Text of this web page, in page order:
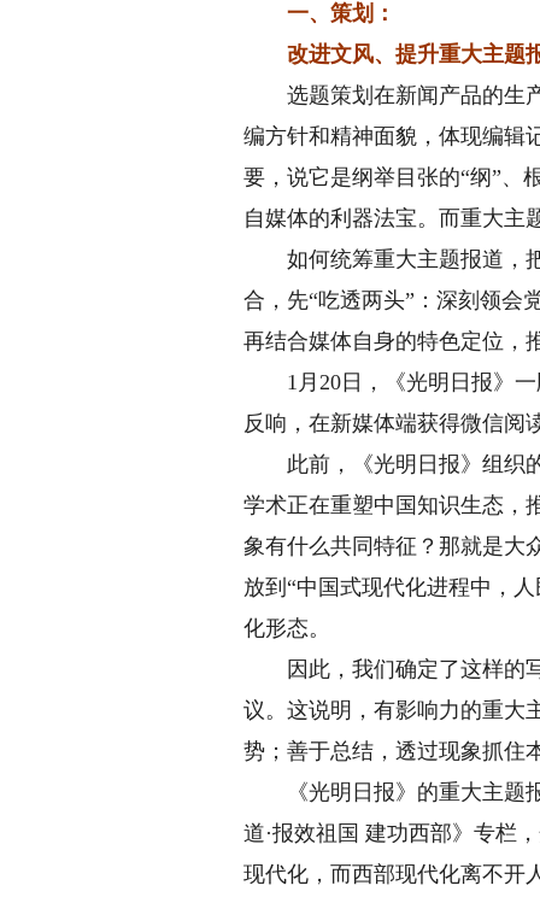
一、策划：
改进文风、提升重大主题
选题策划在新闻产品的生产
编方针和精神面貌，体现编辑
要，说它是纲举目张的“纲”、
自媒体的利器法宝。而重大主
如何统筹重大主题报道，把
合，先“吃透两头”：深刻领会
再结合媒体自身的特色定位，
1月20日，《光明日报》一
反响，在新媒体端获得微信阅
此前，《光明日报》组织的
学术正在重塑中国知识生态，
象有什么共同特征？那就是大
放到“中国式现代化进程中，
化形态。
因此，我们确定了这样的写
议。这说明，有影响力的重大
势；善于总结，透过现象抓住
《光明日报》的重大主题报
道·报效祖国 建功西部》专栏
现代化，而西部现代化离不开